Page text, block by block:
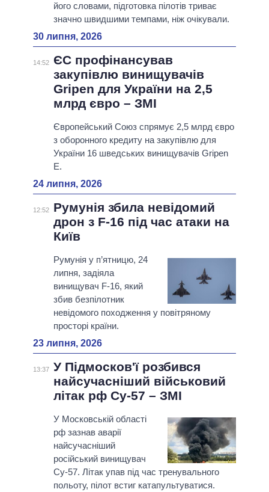
його словами, підготовка пілотів триває
значно швидшими темпами, ніж очікували.
30 липня, 2026
14:52 ЄС профінансував
закупівлю винищувачів
Gripen для України на 2,5
млрд євро – ЗМІ
Європейський Союз спрямує 2,5 млрд євро
з оборонного кредиту на закупівлю для
України 16 шведських винищувачів Gripen
E.
24 липня, 2026
12:52
Румунія збила невідомий
дрон з F-16 під час атаки на
Київ
Румунія у п’ятницю, 24
липня, задіяла
винищувач F-16, який
збив безпілотник
невідомого походження у повітряному
просторі країни.
23 липня, 2026
13:37 У Підмосков'ї розбився
найсучасніший військовий
літак рф Су-57 – ЗМІ
У Московській області
рф зазнав аварії
найсучасніший
російський винищувач
Су-57. Літак упав під час тренувального
польоту, пілот встиг катапультуватися.